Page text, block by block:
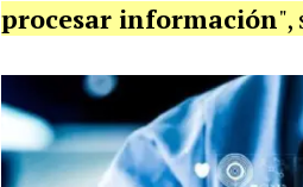
procesar información",